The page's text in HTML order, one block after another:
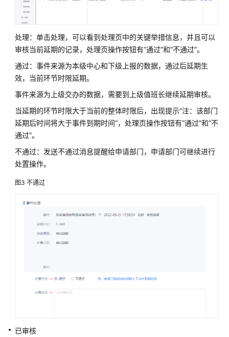
程-
服
务
源
准
备
实
施
步
骤
运
体
化
配
体
处理：单击处理，可以看到处理页中的关键举措信息，并且可以
审核当前延期的记录，处理页操作按钮有“通过”和“不通过”。
通过：事件来源为本级中心和下级上报的数据，通过后延期生
效，当前环节时限延期。
事件来源为上级交办的数据，需要到上级值班长继续延期审核。
当延期的环节时限大于当前的整体时限后，出现提示“注：该部门
延期后时间将大于事件到期时间”，处理页操作按钮有“通过”和“不
通过”。
不通过：发送不通过消息提醒给申请部门，申请部门可继续进行
处置操作。
图3 不通过
已审核